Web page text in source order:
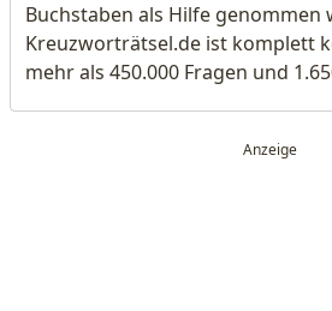
Buchstaben als Hilfe genommen
Kreuzworträtsel.de ist komplett
mehr als 450.000 Fragen und